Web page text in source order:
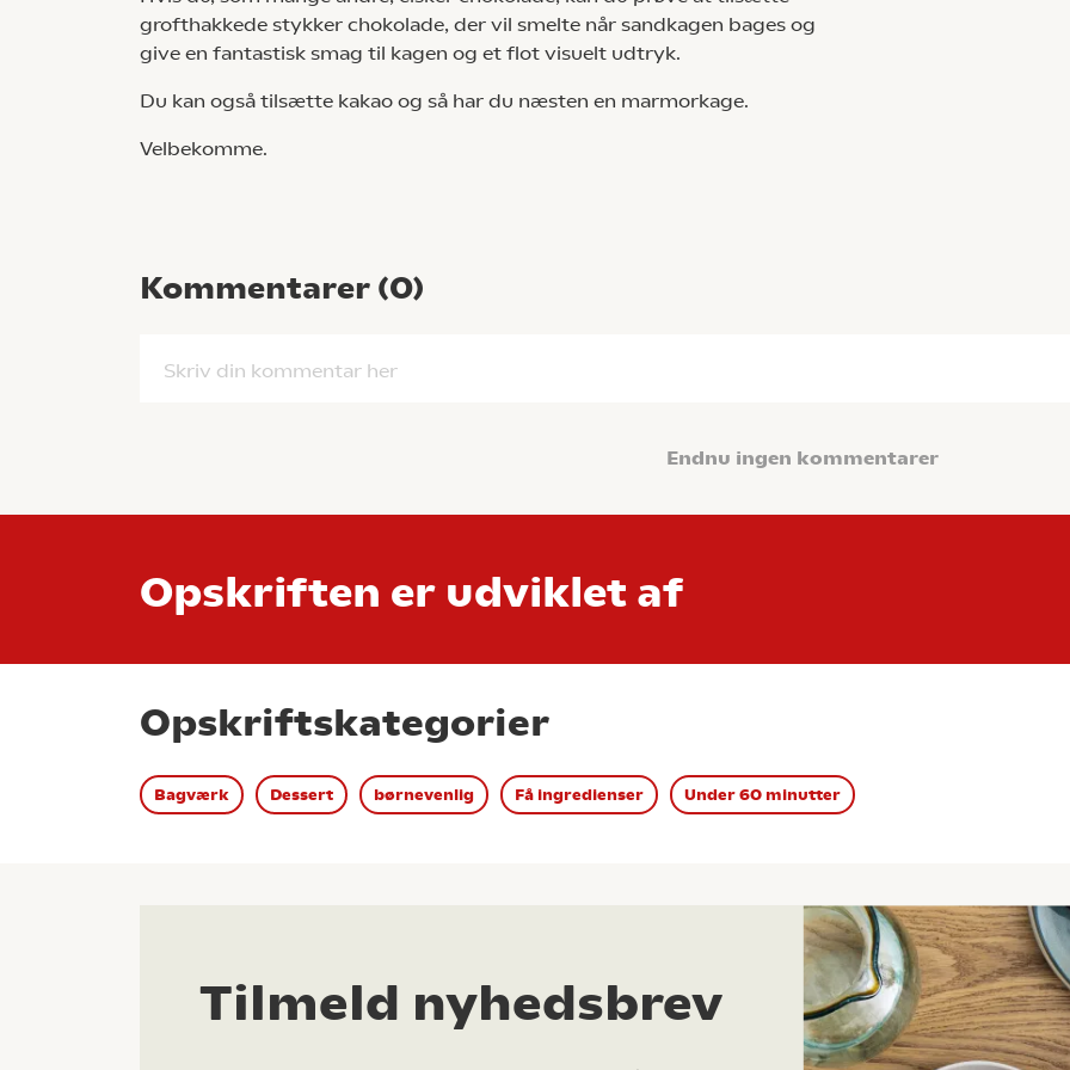
grofthakkede stykker chokolade, der vil smelte når sandkagen bages og
give en fantastisk smag til kagen og et flot visuelt udtryk.
Du kan også tilsætte kakao og så har du næsten en marmorkage.
Velbekomme.
Kommentarer (0)
Skriv din kommentar her
Endnu ingen kommentarer
Opskriften er udviklet af
Opskriftskategorier
Bagværk Dessert børnevenlig Få ingredienser Under 60 minutter
Tilmeld nyhedsbrev